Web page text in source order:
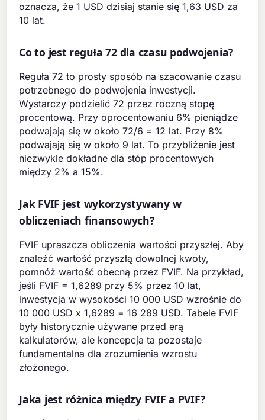
oznacza, że 1 USD dzisiaj stanie się 1,63 USD za
10 lat.
Co to jest reguła 72 dla czasu podwojenia?
Reguła 72 to prosty sposób na szacowanie czasu
potrzebnego do podwojenia inwestycji.
Wystarczy podzielić 72 przez roczną stopę
procentową. Przy oprocentowaniu 6% pieniądze
podwajają się w około 72/6 = 12 lat. Przy 8%
podwajają się w około 9 lat. To przybliżenie jest
niezwykle dokładne dla stóp procentowych
między 2% a 15%.
Jak FVIF jest wykorzystywany w
obliczeniach finansowych?
FVIF upraszcza obliczenia wartości przyszłej. Aby
znaleźć wartość przyszłą dowolnej kwoty,
pomnóż wartość obecną przez FVIF. Na przykład,
jeśli FVIF = 1,6289 przy 5% przez 10 lat,
inwestycja w wysokości 10 000 USD wzrośnie do
10 000 USD x 1,6289 = 16 289 USD. Tabele FVIF
były historycznie używane przed erą
kalkulatorów, ale koncepcja ta pozostaje
fundamentalna dla zrozumienia wzrostu
złożonego.
Jaka jest różnica między FVIF a PVIF?